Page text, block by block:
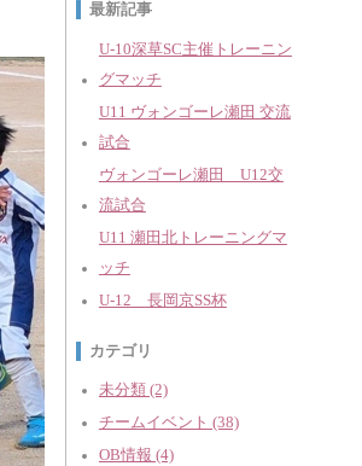
最新記事
U-10深草SC主催トレーニン
グマッチ
U11 ヴォンゴーレ瀬田 交流
試合
ヴォンゴーレ瀬田 U12交
流試合
U11 瀬田北トレーニングマ
ッチ
U-12 長岡京SS杯
カテゴリ
未分類 (2)
チームイベント (38)
OB情報 (4)